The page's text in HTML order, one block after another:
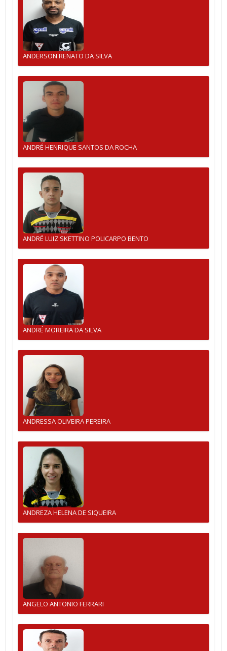
ANDERSON RENATO DA SILVA
ANDRÉ HENRIQUE SANTOS DA ROCHA
ANDRÉ LUIZ SKETTINO POLICARPO BENTO
ANDRÉ MOREIRA DA SILVA
ANDRESSA OLIVEIRA PEREIRA
ANDREZA HELENA DE SIQUEIRA
ANGELO ANTONIO FERRARI